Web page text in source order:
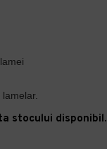
stocului disponibil.